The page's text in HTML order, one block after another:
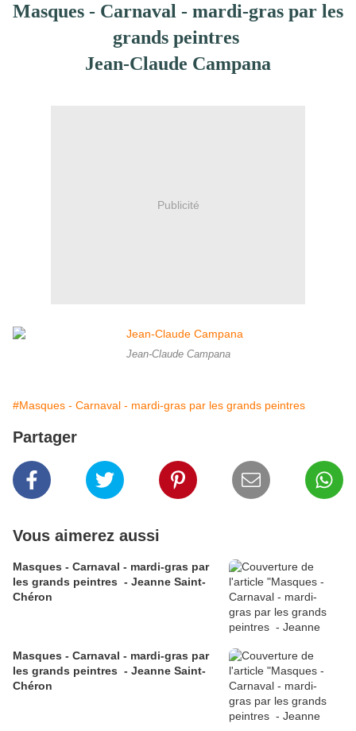
Masques - Carnaval - mardi-gras par les
grands peintres
Jean-Claude Campana
Publicité
Jean-Claude Campana
#Masques - Carnaval - mardi-gras par les grands peintres
Partager
Vous aimerez aussi
Masques - Carnaval - mardi-gras par
les grands peintres - Jeanne Saint-
Chéron
Masques - Carnaval - mardi-gras par
les grands peintres - Jeanne Saint-
Chéron